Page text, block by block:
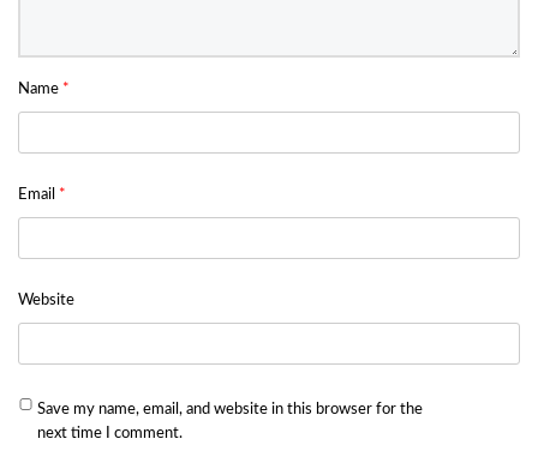
Name *
Email *
Website
Save my name, email, and website in this browser for the
next time I comment.